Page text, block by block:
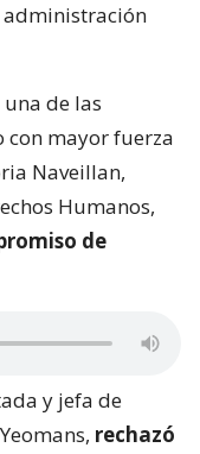
de las
con mayor fuerza
Naveillan,
Humanos,
de
y jefa de
rechazó